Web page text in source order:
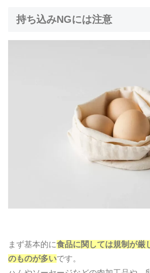
持ち込みNGには注意
まず基本的に食品に関しては規制が厳
のものが多いです。